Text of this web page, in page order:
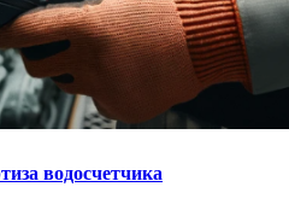
водосчетчика